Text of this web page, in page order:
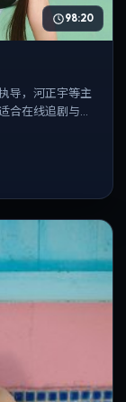
98:20
导，河正宇等主
合在线追剧与反